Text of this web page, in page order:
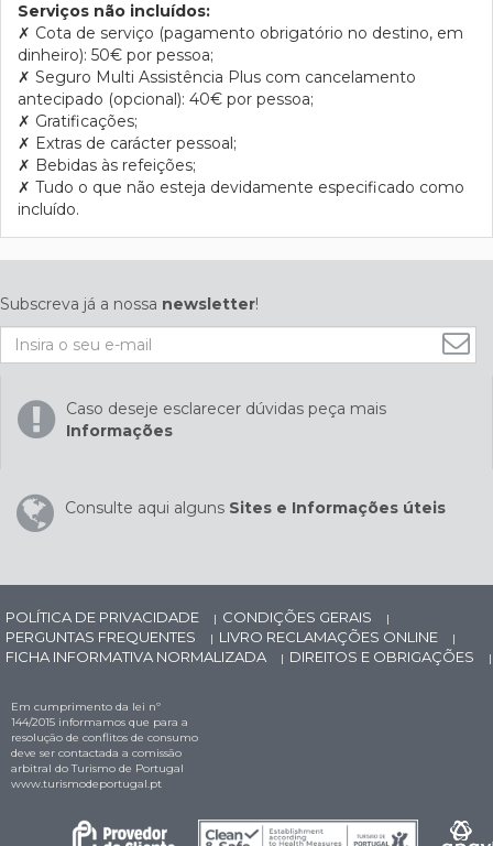
Serviços não incluídos:
✗ Cota de serviço (pagamento obrigatório no destino, em
dinheiro): 50€ por pessoa;
✗ Seguro Multi Assistência Plus com cancelamento
antecipado (opcional): 40€ por pessoa;
✗ Gratificações;
✗ Extras de carácter pessoal;
✗ Bebidas às refeições;
✗ Tudo o que não esteja devidamente especificado como
incluído.
Subscreva já a nossa newsletter!
Caso deseje esclarecer dúvidas peça mais
Informações
Consulte aqui alguns Sites e Informações úteis
POLÍTICA DE PRIVACIDADE | CONDIÇÕES GERAIS |
PERGUNTAS FREQUENTES | LIVRO RECLAMAÇÕES ONLINE |
FICHA INFORMATIVA NORMALIZADA | DIREITOS E OBRIGAÇÕES |
Em cumprimento da lei nº
144/2015 informamos que para a
resolução de conflitos de consumo
deve ser contactada a comissão
arbitral do Turismo de Portugal
www.turismodeportugal.pt